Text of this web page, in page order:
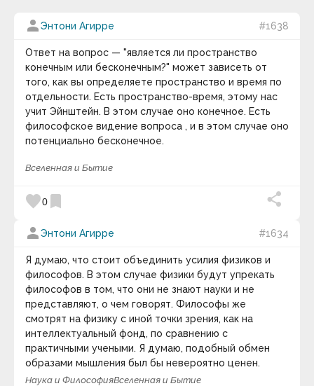
Авиценна
Авл Корнелий Цельс
Аврелий Августин
Адам Смит
Адам Франк
Адольф Грюнбаум
Адриана Трижиани
Азим Премджи
Айзек Азимов
Алан Брэдли
Алан Малалли
Александр Блок
Александр Васильевич Круглов
Александр Владимирович Виленкин
Александр Гарриевич Круглов
Александр Герцен
Александр Григорьевич Асмолов
Александр Дюма
Александр Иванович Волошин
Александр Лосев
Александр Македонский
Александр Марков
Александр Скрябин
Александра Коллонтай
personЭнтони Агирре #1638
Ответ на вопрос — "является ли пространство
конечным или бесконечным?" может зависеть от
того, как вы определяете пространство и время по
отдельности. Есть пространство-время, этому нас
учит Эйнштейн. В этом случае оно конечное. Есть
философское видение вопроса , и в этом случае оно
потенциально бесконечное.
Вселенная и Бытие
favorite0 bookmark
personЭнтони Агирре #1634
Я думаю, что стоит объединить усилия физиков и
философов. В этом случае физики будут упрекать
философов в том, что они не знают науки и не
представляют, о чем говорят. Философы же
смотрят на физику с иной точки зрения, как на
интеллектуальный фонд, по сравнению с
практичными учеными. Я думаю, подобный обмен
образами мышления был бы невероятно ценен.
Наука и ФилософияВселенная и Бытие
но и увлекательное.
Термин дня
Нравственность — моральное качество
человека, некие правила, которыми
руководствуется человек в своём выборе.
Мораль.Нормы морали.Моральное
Прикладная этика
keyboard_arrow_down
Видео дня